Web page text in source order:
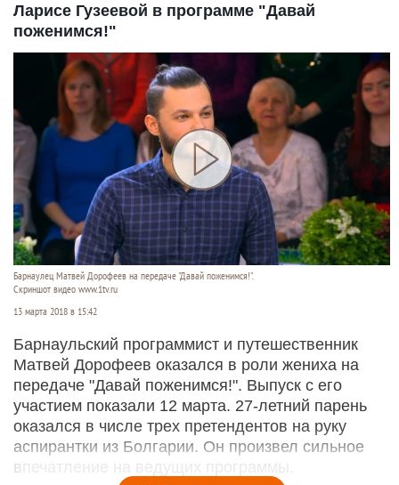
Ларисе Гузеевой в программе "Давай
поженимся!"
Барнаулец Матвей Дорофеев на передаче "Давай поженимся!".
Скриншот видео www.1tv.ru
13 марта 2018 в 15:42
Барнаульский программист и путешественник
Матвей Дорофеев оказался в роли жениха на
передаче "Давай поженимся!". Выпуск с его
участием показали 12 марта. 27-летний парень
оказался в числе трех претендентов на руку
аспирантки из Болгарии. Он произвел сильное
впечатление на ведущих программы.